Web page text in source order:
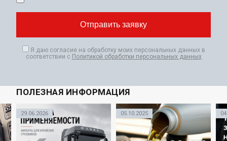
Я даю согласие на обработку моих персональных данных в
соответствии с Политикой обработки персональных данных
ПОЛЕЗНАЯ ИНФОРМАЦИЯ
29.06.2026 05.10.2025 04